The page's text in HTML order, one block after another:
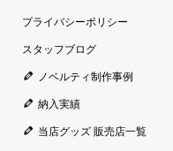
プライバシーポリシー
スタッフブログ
ノベルティ制作事例
納入実績
当店グッズ 販売店一覧